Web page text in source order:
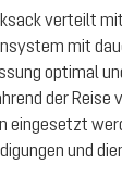
verteilt
mit
optimal
der
eingesetzt
und